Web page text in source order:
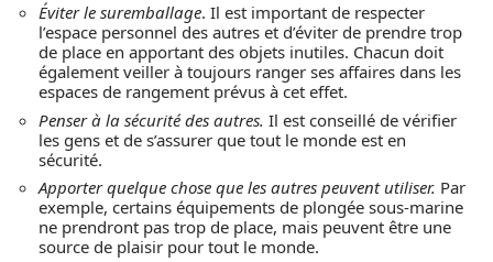
Éviter le suremballage. Il est important de respecter
l’espace personnel des autres et d’éviter de prendre trop
de place en apportant des objets inutiles. Chacun doit
également veiller à toujours ranger ses affaires dans les
espaces de rangement prévus à cet effet.
Penser à la sécurité des autres. Il est conseillé de vérifier
les gens et de s’assurer que tout le monde est en
sécurité.
Apporter quelque chose que les autres peuvent utiliser. Par
exemple, certains équipements de plongée sous-marine
ne prendront pas trop de place, mais peuvent être une
source de plaisir pour tout le monde.